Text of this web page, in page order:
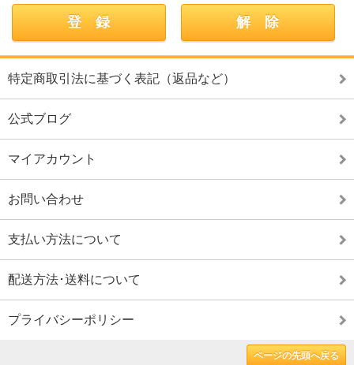
特定商取引法に基づく表記（返品など）
公式ブログ
マイアカウント
お問い合わせ
支払い方法について
配送方法･送料について
プライバシーポリシー
ページの先頭へ戻る